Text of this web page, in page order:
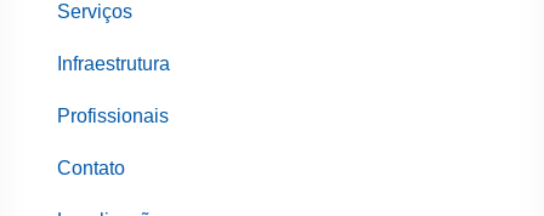
Serviços
Infraestrutura
Profissionais
Contato